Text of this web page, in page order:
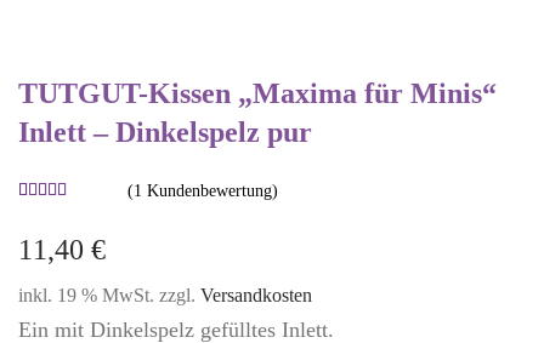
TUTGUT-Kissen „Maxima für Minis“
Inlett – Dinkelspelz pur
mit
5.00
von 5,
auf
Kundenbewertung
(1 Kundenbewertung)
11,40 €
inkl. 19 % MwSt. zzgl. Versandkosten
Ein mit Dinkelspelz gefülltes Inlett.